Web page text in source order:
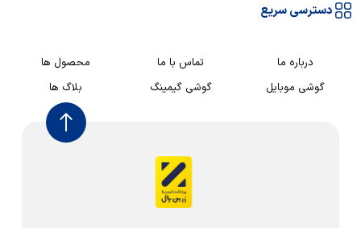
دسترسی سریع
درباره ما تماس با ما
محصول ها
گوشی موبایل
گوشی گیمینگ بلاگ ها